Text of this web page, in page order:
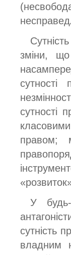
зміни, що
сутності
правом;
У
сутність
владним